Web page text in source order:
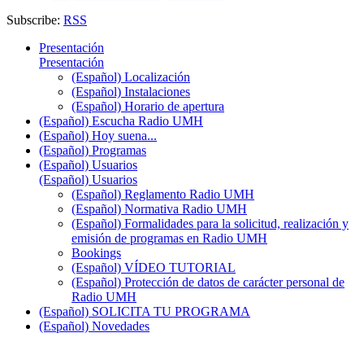
Subscribe: RSS
Presentación
Presentación
(Español) Localización
(Español) Instalaciones
(Español) Horario de apertura
(Español) Escucha Radio UMH
(Español) Hoy suena...
(Español) Programas
(Español) Usuarios
(Español) Usuarios
(Español) Reglamento Radio UMH
(Español) Normativa Radio UMH
(Español) Formalidades para la solicitud, realización y
emisión de programas en Radio UMH
Bookings
(Español) VÍDEO TUTORIAL
(Español) Protección de datos de carácter personal de
Radio UMH
(Español) SOLICITA TU PROGRAMA
(Español) Novedades